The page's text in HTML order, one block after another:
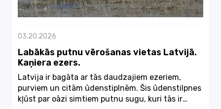
03.20.2026
Labākās putnu vērošanas vietas Latvijā.
Kaņiera ezers.
Latvija ir bagāta ar tās daudzajiem ezeriem,
purviem un citām ūdenstiplnēm. Šis ūdenstilpnes
kļūst par oāzi simtiem putnu sugu, kuri tās ir